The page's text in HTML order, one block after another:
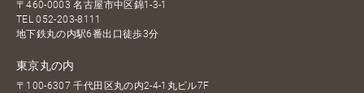
〒460-0003 名古屋市中区錦1-3-1
TEL052-203-8111
地下鉄丸の内駅6番出口徒歩3分
東京丸の内
〒100-6307 千代田区丸の内2-4-1丸ビル7F